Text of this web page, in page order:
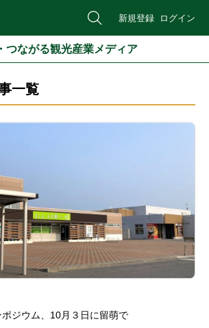
新規登録 ログイン
つながる観光産業メディア
一覧
ジウム、10月３日に留萌で